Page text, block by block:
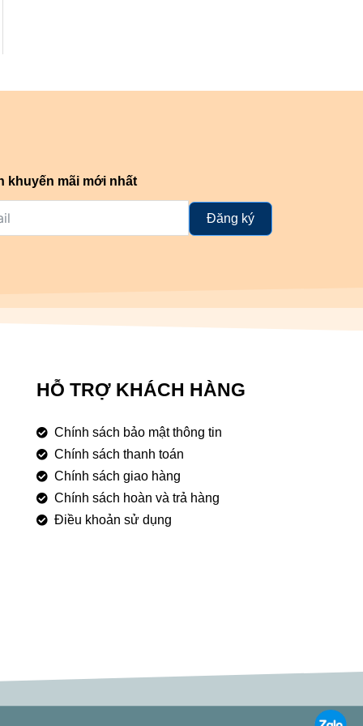
khuyến mãi mới nhất
Đăng ký
HỖ TRỢ KHÁCH HÀNG
Chính sách bảo mật thông tin
Chính sách thanh toán
Chính sách giao hàng
Chính sách hoàn và trả hàng
Điều khoản sử dụng